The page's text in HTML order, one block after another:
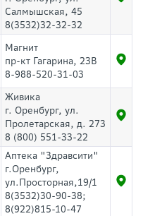
Салмышская, 45
8(3532)32-32-32
Магнит
пр-кт Гагарина, 23В
8-988-520-31-03
Живика
г. Оренбург, ул.
Пролетарская, д. 273
8 (800) 551-33-22
Аптека "Здравсити"
г.Оренбург,
ул.Просторная,19/1
8(3532)30-90-38;
8(922)815-10-47